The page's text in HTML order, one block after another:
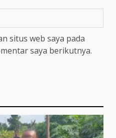
situs web saya pada
saya berikutnya.